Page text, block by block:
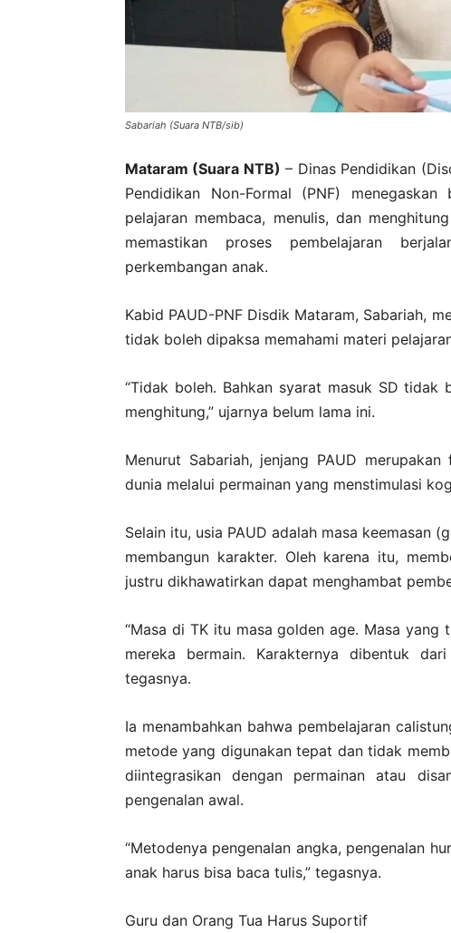
Sabariah (Suara NTB/sib)
Mataram (Suara NTB) – Dinas Pendidikan
Pendidikan Non-Formal (PNF)
pelajaran membaca, menulis, dan
memastikan proses pembelajaran
perkembangan anak.
Kabid PAUD-PNF Disdik Mataram, Sabariah,
tidak boleh dipaksa memahami materi
“Tidak boleh. Bahkan syarat masuk SD tidak
menghitung,” ujarnya belum lama ini.
Menurut Sabariah, jenjang PAUD
dunia melalui permainan yang menstimulasi
Selain itu, usia PAUD adalah masa keemasan
membangun karakter. Oleh karena itu,
justru dikhawatirkan dapat menghambat
“Masa di TK itu masa golden age. Masa
mereka bermain. Karakternya dibentuk
tegasnya.
Ia menambahkan bahwa pembelajaran
metode yang digunakan tepat dan tidak
diintegrasikan dengan permainan atau
pengenalan awal.
“Metodenya pengenalan angka, pengenalan
anak harus bisa baca tulis,” tegasnya.
Guru dan Orang Tua Harus Suportif